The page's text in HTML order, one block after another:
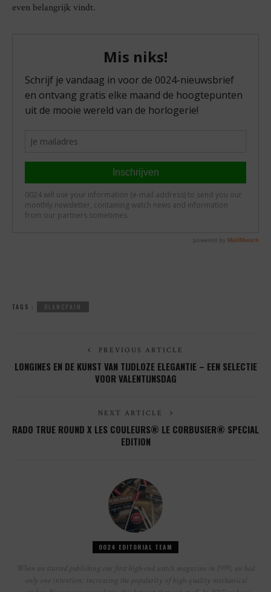
even belangrijk vindt.
TAGS : BLANCPAIN
PREVIOUS ARTICLE
LONGINES EN DE KUNST VAN TIJDLOZE ELEGANTIE – EEN SELECTIE
VOOR VALENTIJNSDAG
NEXT ARTICLE
RADO TRUE ROUND X LES COULEURS® LE CORBUSIER® SPECIAL
EDITION
0024 EDITORIAL TEAM
When we started publishing our first high-end watch magazine in 1999, we had
only one intention: increasing the popularity of high-quality mechanical